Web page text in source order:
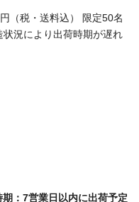
（税・送料込） 限定50名
況により出荷時期が遅れ
期：7営業日以内に出荷予定